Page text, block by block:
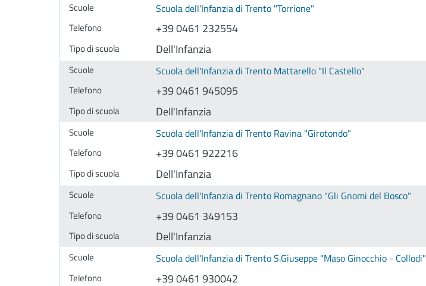
Scuola dell'Infanzia di Trento "Torrione"
+39 0461 232554
Dell'Infanzia
Scuola dell'Infanzia di Trento Mattarello "Il Castello"
+39 0461 945095
Dell'Infanzia
Scuola dell'Infanzia di Trento Ravina "Girotondo"
+39 0461 922216
Dell'Infanzia
Scuola dell'Infanzia di Trento Romagnano "Gli Gnomi del Bosco"
+39 0461 349153
Dell'Infanzia
Scuola dell'Infanzia di Trento S.Giuseppe "Maso Ginocchio - Collodi"
+39 0461 930042